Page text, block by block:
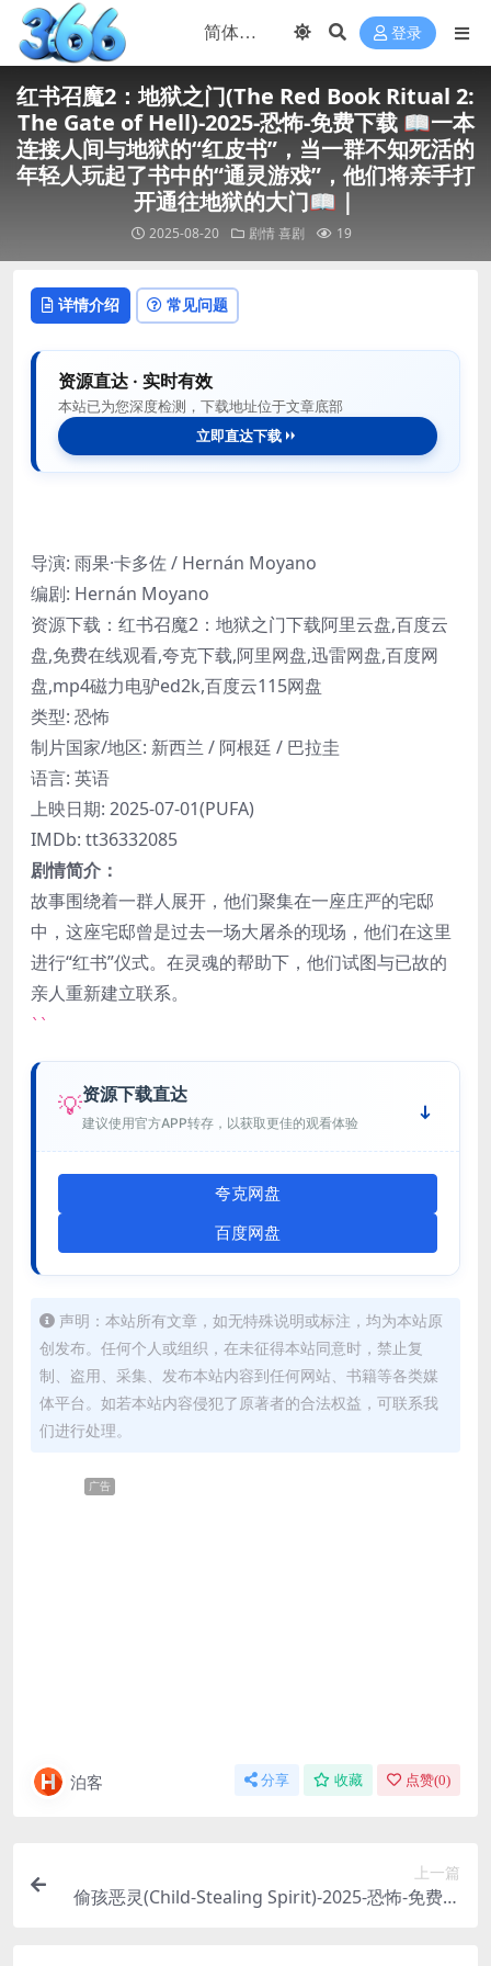
登录
红书召魔2：地狱之门(The Red Book Ritual 2:
The Gate of Hell)-2025-恐怖-免费下载 📖一本
连接人间与地狱的“红皮书”，当一群不知死活的
年轻人玩起了书中的“通灵游戏”，他们将亲手打
开通往地狱的大门📖｜
2025-08-20 剧情 喜剧 19
详情介绍 常见问题
资源直达 · 实时有效
本站已为您深度检测，下载地址位于文章底部
立即直达下载
导演: 雨果·卡多佐 / Hernán Moyano
编剧: Hernán Moyano
资源下载：红书召魔2：地狱之门下载阿里云盘,百度云
盘,免费在线观看,夸克下载,阿里网盘,迅雷网盘,百度网
盘,mp4磁力电驴ed2k,百度云115网盘
类型: 恐怖
制片国家/地区: 新西兰 / 阿根廷 / 巴拉圭
语言: 英语
上映日期: 2025-07-01(PUFA)
IMDb: tt36332085
剧情简介：
故事围绕着一群人展开，他们聚集在一座庄严的宅邸
中，这座宅邸曾是过去一场大屠杀的现场，他们在这里
进行“红书”仪式。在灵魂的帮助下，他们试图与已故的
亲人重新建立联系。
``
💡资源下载直达
建议使用官方APP转存，以获取更佳的观看体验
夸克网盘
百度网盘
声明：本站所有文章，如无特殊说明或标注，均为本站原
创发布。任何个人或组织，在未征得本站同意时，禁止复
制、盗用、采集、发布本站内容到任何网站、书籍等各类媒
体平台。如若本站内容侵犯了原著者的合法权益，可联系我
们进行处理。
广告
泊客 分享 收藏 点赞(0)
上一篇
偷孩恶灵(Child-Stealing Spirit)-2025-恐怖-免费下